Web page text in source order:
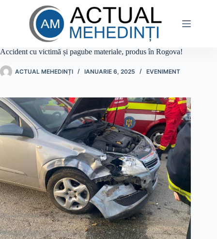
Accident cu victimă și pagube materiale, produs în Rogova!
ACTUAL MEHEDINȚI IANUARIE 6, 2025 EVENIMENT